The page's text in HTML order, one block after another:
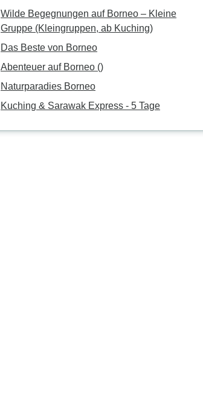
Wilde Begegnungen auf Borneo – Kleine
Gruppe (Kleingruppen, ab Kuching)
Das Beste von Borneo
Abenteuer auf Borneo ()
Naturparadies Borneo
Kuching & Sarawak Express - 5 Tage